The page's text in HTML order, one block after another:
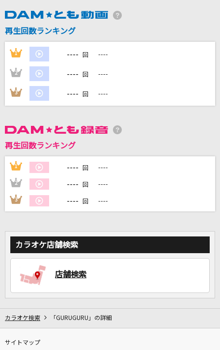
Janne Da Arc
カラオケ最新情報をチェック！
再生回数ランキング
1 ---- 回 ----
2 ---- 回 ----
3 ---- 回 ----
再生回数ランキング
1 ---- 回 ----
2 ---- 回 ----
3 ---- 回 ----
カラオケ店舗検索
店舗検索
カラオケ検索 「GURUGURU」の詳細
サイトマップ